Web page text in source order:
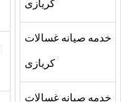
كريازى
خدمه صيانه غسالات
كريازى
خدمه صيانه غسالات